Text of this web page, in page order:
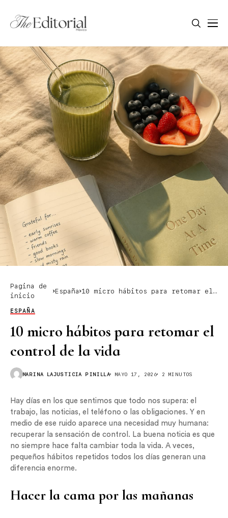
Pagina de
inicio
España 10 micro hábitos para retomar el
ESPAÑA
10 micro hábitos para retomar el
control de la vida
MARINA LAJUSTICIA PINILLA MAYO 17, 2026 2 MINUTOS
Hay días en los que sentimos que todo nos supera: el
trabajo, las noticias, el teléfono o las obligaciones. Y en
medio de ese ruido aparece una necesidad muy humana:
recuperar la sensación de control. La buena noticia es que
no siempre hace falta cambiar toda la vida. A veces,
pequeños hábitos repetidos todos los días generan una
diferencia enorme.
Hacer la cama por las mañanas